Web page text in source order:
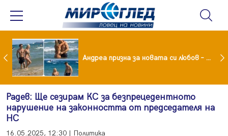
Драма вместо щастие: Звезда от "Татковци" е в болница с високорискова бременност Андреа призна за новата си любов – руснакът Игор
Радев: Ще сезирам КС за безпрецедентното
нарушение на законността от председателя на
НС
16.05.2025, 12:30 | Политика